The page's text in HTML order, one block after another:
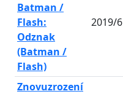
Batman /
Flash:
Odznak
(Batman /
Flash)
2019/6
Znovuzrození